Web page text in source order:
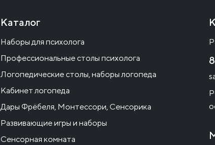
Каталог
Наборы для психолога
Профессиональные столы психолога
Логопедические столы, наборы логопеда
Кабинет логопеда
Дары Фрёбеля, Монтессори, Сенсорика
Развивающие игры и наборы
Сенсорная комната